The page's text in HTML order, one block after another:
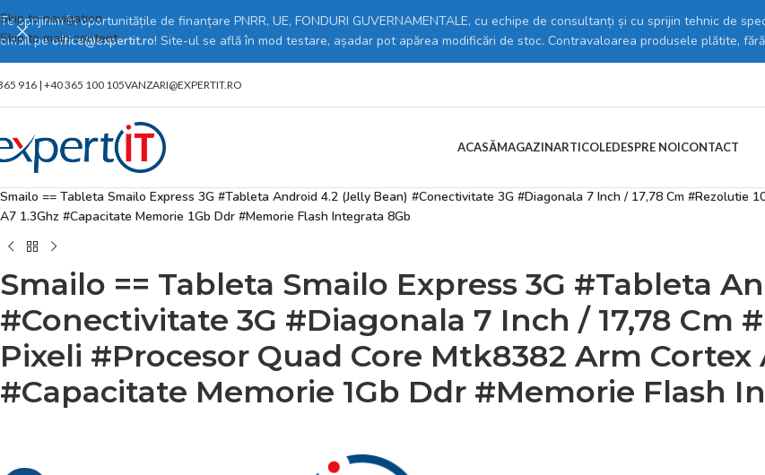
Skip to navigation
Skip to main content
Te sprijinim în oportunitățile de finanțare PNRR, UE, FONDURI GUVERNAMENTALE, cu echipe de consultanți și cu sprijin tehnic de
email peoffice@expertit.ro! Site-ul se află în mod testare, așadar pot apărea modificări de stoc. Contravaloarea produsele plătite,
916 | +40 365 100 105VANZARI@EXPERTIT.RO
ACASĂMAGAZINARTICOLEDESPRE NOICONTACT
Prima pagină Magazin online
Smailo == Tableta Smailo Express 3G #Tableta Android 4.2 (Jelly Bean) #Conectivitate 3G #Diagonala 7 Inch / 17,78 Cm #Rezolutie
A7 1.3Ghz #Capacitate Memorie 1Gb Ddr #Memorie Flash Integrata 8Gb
Smailo == Tableta Smailo Express 3G #Tableta
#Conectivitate 3G #Diagonala 7 Inch / 17,78 Cm
Pixeli #Procesor Quad Core Mtk8382 Arm Cortex
#Capacitate Memorie 1Gb Ddr #Memorie Flash